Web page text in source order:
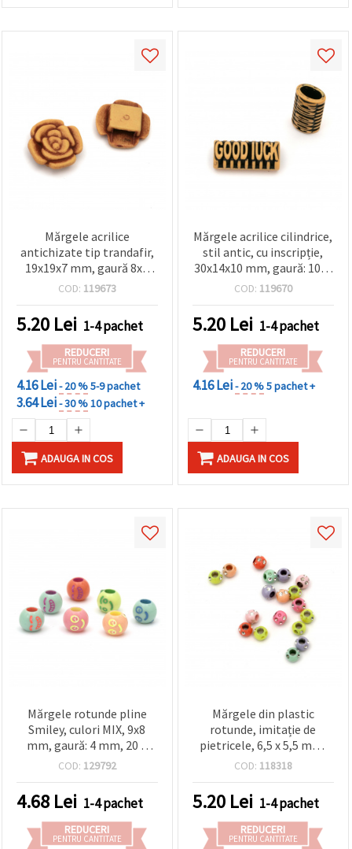
Mărgele acrilice
antichizate tip trandafir,
19x19x7 mm, gaură 8x3
mm, maro, 50 g (~45 buc.)
COD: 119673
5.20 Lei 1-4 pachet
REDUCERI
PENTRU CANTITATE
4.16 Lei- 20 %5-9 pachet
3.64 Lei- 30 %10 pachet +
ADAUGA IN COS
Mărgele acrilice cilindrice,
stil antic, cu inscripție,
30x14x10 mm, gaură: 10x5
mm, culoare maro – 50 g
COD: 119670
5.20 Lei 1-4 pachet
REDUCERI
PENTRU CANTITATE
4.16 Lei- 20 %5 pachet +
ADAUGA IN COS
Mărgele rotunde pline
Smiley, culori MIX, 9x8
mm, gaură: 4 mm, 20 g
(~60 buc)
COD: 129792
4.68 Lei 1-4 pachet
REDUCERI
PENTRU CANTITATE
Mărgele din plastic
rotunde, imitație de
pietricele, 6,5 x 5,5 mm,
orificiu: 3 mm, mix de
COD: 118318
5.20 Lei 1-4 pachet
REDUCERI
PENTRU CANTITATE